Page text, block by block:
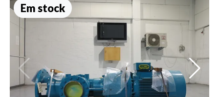
Em stock